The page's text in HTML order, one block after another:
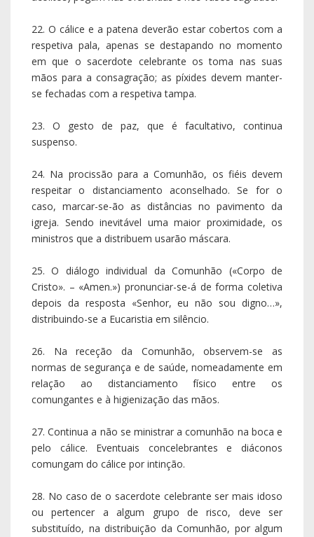
22. O cálice e a patena deverão estar cobertos com a
respetiva pala, apenas se destapando no momento
em que o sacerdote celebrante os toma nas suas
mãos para a consagração; as píxides devem manter-
se fechadas com a respetiva tampa.
23. O gesto de paz, que é facultativo, continua
suspenso.
24. Na procissão para a Comunhão, os fiéis devem
respeitar o distanciamento aconselhado. Se for o
caso, marcar-se-ão as distâncias no pavimento da
igreja. Sendo inevitável uma maior proximidade, os
ministros que a distribuem usarão máscara.
25. O diálogo individual da Comunhão («Corpo de
Cristo». – «Amen.») pronunciar-se-á de forma coletiva
depois da resposta «Senhor, eu não sou digno…»,
distribuindo-se a Eucaristia em silêncio.
26. Na receção da Comunhão, observem-se as
normas de segurança e de saúde, nomeadamente em
relação ao distanciamento físico entre os
comungantes e à higienização das mãos.
27. Continua a não se ministrar a comunhão na boca e
pelo cálice. Eventuais concelebrantes e diáconos
comungam do cálice por intinção.
28. No caso de o sacerdote celebrante ser mais idoso
ou pertencer a algum grupo de risco, deve ser
substituído, na distribuição da Comunhão, por algum